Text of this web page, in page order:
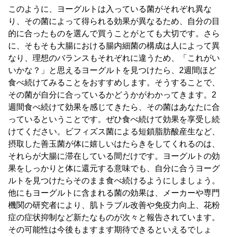
このように、ヨーグルトは入っている菌がそれぞれ異な
り、その菌によって得られる効果が異なるため、自分の目
的に合ったものを選んで買うことがとても大切です。さら
に、そもそも大腸における腸内細菌の構成は人によって異
なり、理想のバランスもそれぞれに違うため、「これがい
いかな？」と思えるヨーグルトを見つけたら、2週間ほど
食べ続けてみることをおすすめします。そうすることで、
その菌が自分に合っているかどうかがわかってきます。2
週間食べ続けて効果を感じてきたら、その菌はあなたに合
っているということです。ぜひ食べ続けて効果を享受し続
けてください。ビフィズス菌による短鎖脂肪酸産生など、
摂取した善玉菌が体に嬉しいはたらきをしてくれるのは、
それらが大腸に滞在している間だけです。ヨーグルトの効
果をしっかりと体に還元する意味でも、自分に合うヨーグ
ルトを見つけたらそのまま食べ続けるようにしましょう。
他にもヨーグルトに含まれる菌の効果は、メーカーや専門
機関の研究者により、肌トラブル改善や免疫力向上、花粉
症の症状抑制など新たなものが次々と報告されています。
その可能性は今後もますます期待できるといえるでしょ